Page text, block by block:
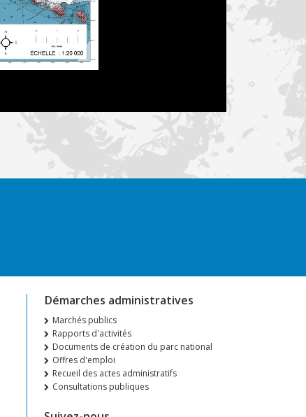
Démarches administratives
Marchés publics
Rapports d'activités
Documents de création du parc national
Offres d'emploi
Recueil des actes administratifs
Consultations publiques